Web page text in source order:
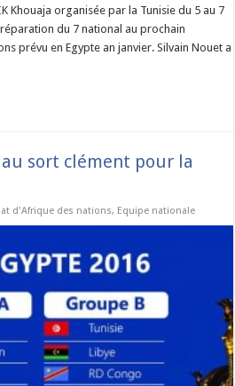
Khouaja organisée par la Tunisie du 5 au 7
du 7 national au prochain
prévu en Egypte an janvier. Silvain Nouet a
sort clément pour la
d'Afrique des nations, Equipe nationale